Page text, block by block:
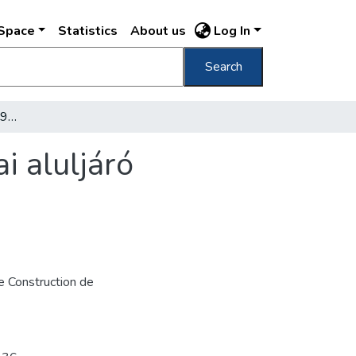
Statistics About us Log In
Search
[A Margit híd átépítése, 1935-1937] A budai aluljáró földkiemelése : 1936. VI. 6.
aluljáró
Construction de